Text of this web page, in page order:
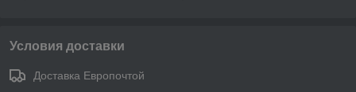
Условия доставки
Доставка Европочтой